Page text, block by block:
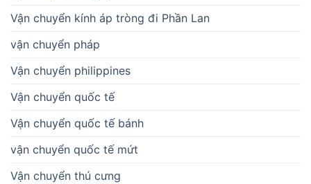
Vận chuyển kính áp tròng đi Phần Lan
vận chuyển pháp
Vận chuyển philippines
Vận chuyển quốc tế
Vận chuyển quốc tế bánh
vận chuyển quốc tế mứt
Vận chuyển thú cưng